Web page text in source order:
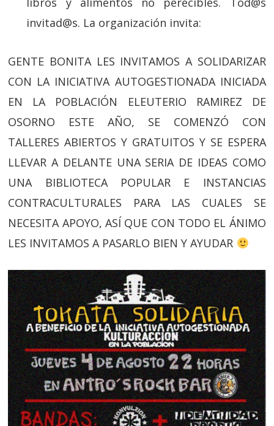
invitad@s. La organización invita:
GENTE BONITA LES INVITAMOS A SOLIDARIZAR
CON LA INICIATIVA AUTOGESTIONADA INICIADA
EN LA POBLACIÓN ELEUTERIO RAMIREZ DE
OSORNO ESTE AÑO, SE COMENZÓ CON
TALLERES ABIERTOS Y GRATUITOS Y SE ESPERA
LLEVAR A DELANTE UNA SERIA DE IDEAS COMO
UNA BIBLIOTECA POPULAR E INSTANCIAS
CONTRACULTURALES PARA LAS CUALES SE
NECESITA APOYO, ASÍ QUE CON TODO EL ÁNIMO
LES INVITAMOS A PASARLO BIEN Y AYUDAR